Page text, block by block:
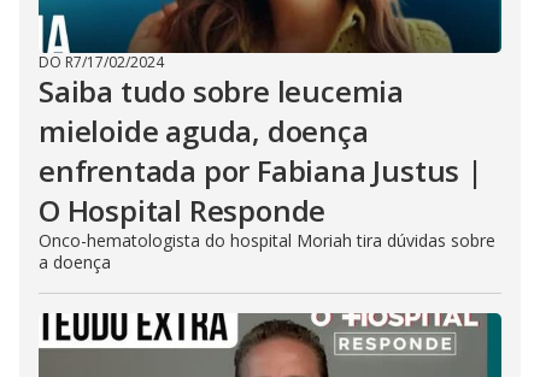
DO R7/17/02/2024
Saiba tudo sobre leucemia
mieloide aguda, doença
enfrentada por Fabiana Justus |
O Hospital Responde
Onco-hematologista do hospital Moriah tira dúvidas sobre
a doença